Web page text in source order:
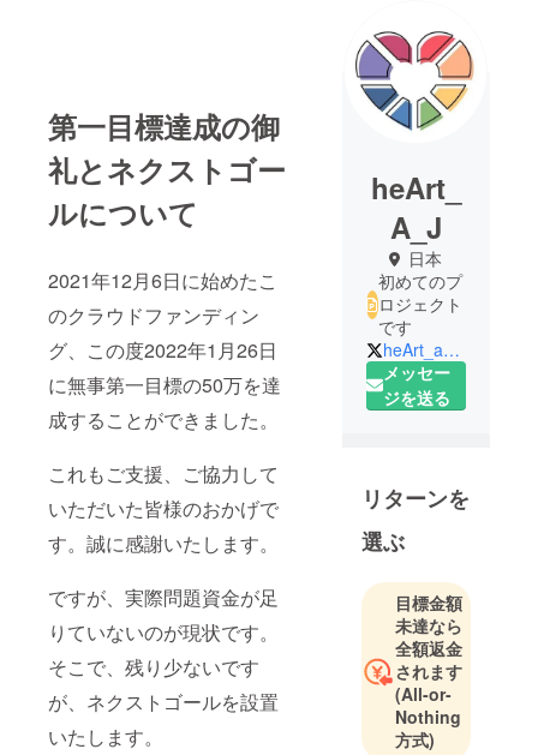
第一目標達成の御
礼とネクストゴー
ルについて
2021年12月6日に始めたこ
のクラウドファンディン
グ、この度2022年1月26日
に無事第一目標の50万を達
成することができました。
これもご支援、ご協力して
いただいた皆様のおかげで
す。誠に感謝いたします。
ですが、実際問題資金が足
りていないのが現状です。
そこで、残り少ないです
が、ネクストゴールを設置
いたします。
heArt_
A_J
日本
初めてのプ
ロジェクト
です
heArt_a_japan
メッセー
ジを送る
リターンを
選ぶ
目標金額
未達なら
全額返金
されます
(All-or-
Nothing
方式)